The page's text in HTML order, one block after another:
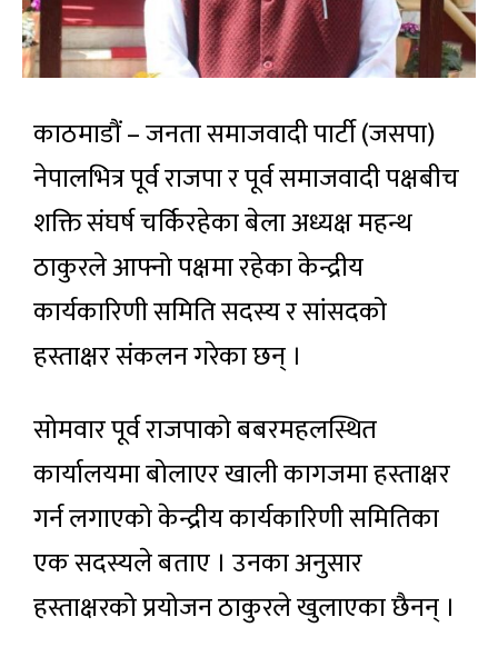
काठमाडौं – जनता समाजवादी पार्टी (जसपा)
नेपालभित्र पूर्व राजपा र पूर्व समाजवादी पक्षबीच
शक्ति संघर्ष चर्किरहेका बेला अध्यक्ष महन्थ
ठाकुरले आफ्नो पक्षमा रहेका केन्द्रीय
कार्यकारिणी समिति सदस्य र सांसदको
हस्ताक्षर संकलन गरेका छन् ।
सोमवार पूर्व राजपाको बबरमहलस्थित
कार्यालयमा बोलाएर खाली कागजमा हस्ताक्षर
गर्न लगाएको केन्द्रीय कार्यकारिणी समितिका
एक सदस्यले बताए । उनका अनुसार
हस्ताक्षरको प्रयोजन ठाकुरले खुलाएका छैनन् ।